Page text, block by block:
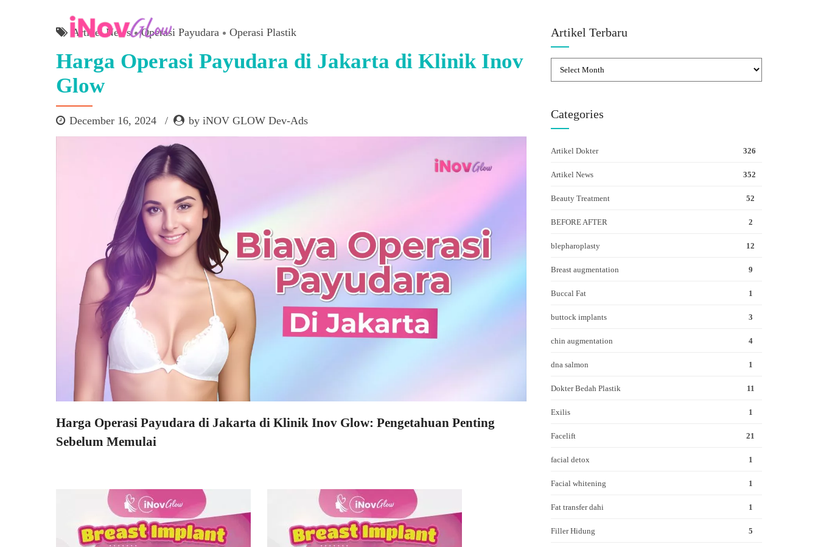
Artikel News Operasi Payudara Operasi Plastik
Harga Operasi Payudara di Jakarta di Klinik Inov
Glow
December 16, 2024 by iNOV GLOW Dev-Ads
Harga Operasi Payudara di Jakarta di Klinik Inov Glow: Pengetahuan Penting
Sebelum Memulai
Artikel Terbaru
Categories
Artikel Dokter 326
Artikel News 352
Beauty Treatment 52
BEFORE AFTER 2
blepharoplasty 12
Breast augmentation 9
Buccal Fat 1
buttock implants 3
chin augmentation 4
dna salmon 1
Dokter Bedah Plastik 11
Exilis 1
Facelift 21
facial detox 1
Facial whitening 1
Fat transfer dahi 1
Filler Hidung 5